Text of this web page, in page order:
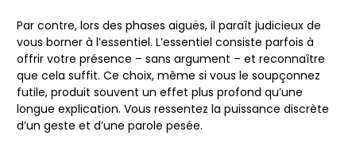
Par contre, lors des phases aiguës, il paraît judicieux de
vous borner à l’essentiel. L’essentiel consiste parfois à
offrir votre présence – sans argument – et reconnaître
que cela suffit. Ce choix, même si vous le soupçonnez
futile, produit souvent un effet plus profond qu’une
longue explication. Vous ressentez la puissance discrète
d’un geste et d’une parole pesée.